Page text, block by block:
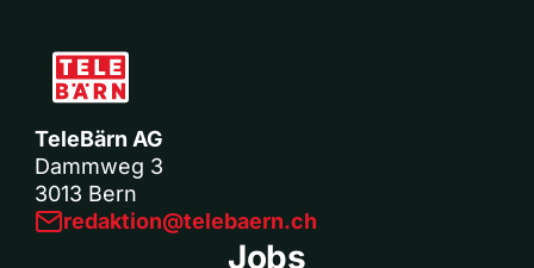
TeleBärn AG
Dammweg 3
3013 Bern
redaktion@telebaern.ch
Jobs